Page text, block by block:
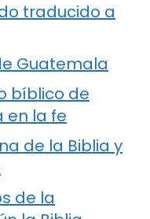
traducido a
Guatemala
bíblico de
en la fe
de la Biblia y
de la